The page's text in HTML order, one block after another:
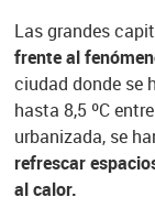
Las grandes
frente al
ciudad donde se
hasta 8,5 ºC
urbanizada, se
refrescar
al calor.